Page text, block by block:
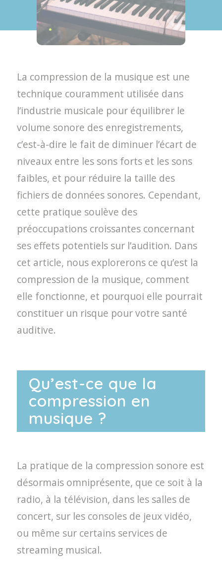
La compression de la musique est une
technique couramment utilisée dans
l’industrie musicale pour équilibrer le
volume sonore des enregistrements,
c’est-à-dire le fait de diminuer l’écart de
niveaux entre les sons forts et les sons
faibles, et pour réduire la taille des
fichiers de données sonores. Cependant,
cette pratique soulève des
préoccupations croissantes concernant
ses effets potentiels sur l’audition. Dans
cet article, nous explorerons ce qu’est la
compression de la musique, comment
elle fonctionne, et pourquoi elle pourrait
constituer un risque pour votre santé
auditive.
Qu’est-ce que la
compression en
musique ?
La pratique de la compression sonore est
désormais omniprésente, que ce soit à la
radio, à la télévision, dans les salles de
concert, sur les consoles de jeux vidéo,
ou même sur certains services de
streaming musical.